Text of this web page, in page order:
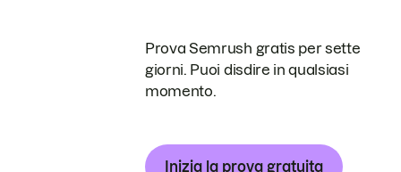
Prova Semrush gratis per sette
giorni. Puoi disdire in qualsiasi
momento.
Inizia la prova gratuita